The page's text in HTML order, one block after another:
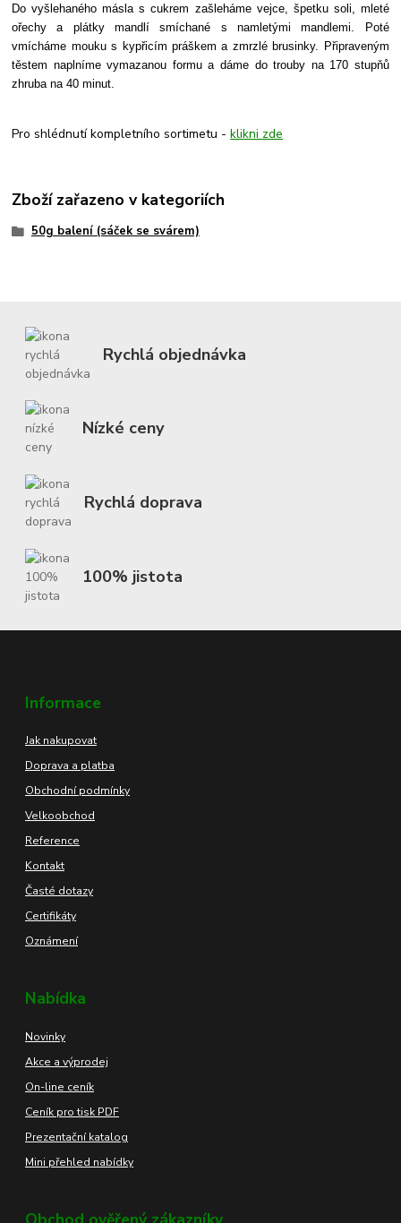
Do vyšlehaného másla s cukrem zašleháme vejce, špetku soli, mleté
ořechy a plátky mandlí smíchané s namletými mandlemi. Poté
vmícháme mouku s kypřicím práškem a zmrzlé brusinky. Připraveným
těstem naplníme vymazanou formu a dáme do trouby na 170 stupňů
zhruba na 40 minut.
Pro shlédnutí kompletního sortimetu -klikni zde
Zboží zařazeno v kategoriích
50g balení (sáček se svárem)
Rychlá objednávka
Nízké ceny
Rychlá doprava
100% jistota
Informace
Jak nakupovat
Doprava a platba
Obchodní podmínky
Velkoobchod
Reference
Kontakt
Časté dotazy
Certifikáty
Oznámení
Nabídka
Novinky
Akce a výprodej
On-line ceník
Ceník pro tisk PDF
Prezentační katalog
Mini přehled nabídky